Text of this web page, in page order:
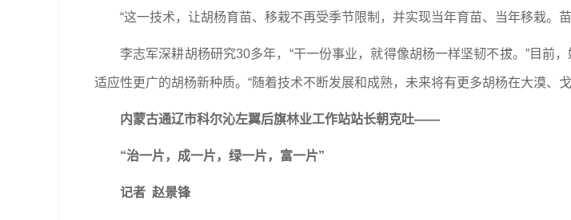
“这一技术，让胡杨育苗、移栽不再受季节限制，并实现当年育苗、当年移栽。
李志军深耕胡杨研究30多年，“干一份事业，就得像胡杨一样坚韧不拔。”目前
适应性更广的胡杨新种质。“随着技术不断发展和成熟，未来将有更多胡杨在大漠、
内蒙古通辽市科尔沁左翼后旗林业工作站站长朝克吐——
“治一片，成一片，绿一片，富一片”
记者 赵景锋